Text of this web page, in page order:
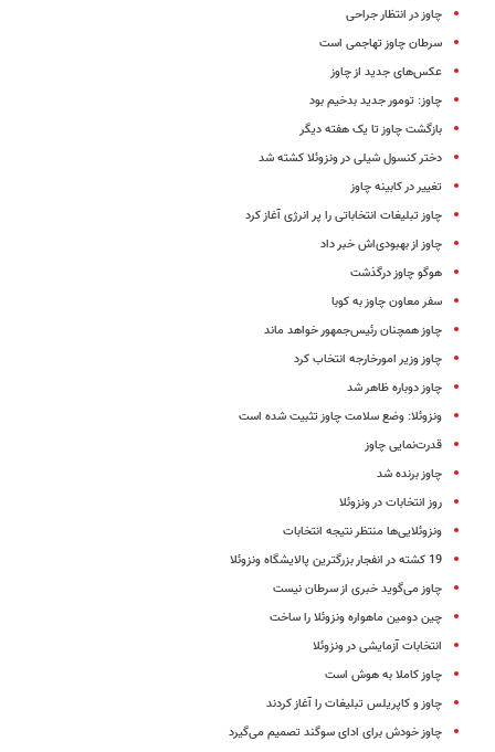
چاوز در انتظار جراحی
سرطان چاوز تهاجمی است
عکس‌های جدید از چاوز
چاوز: تومور جدید بدخیم بود
بازگشت چاوز تا یک هفته دیگر
دختر کنسول شیلی در ونزوئلا کشته شد
تغییر در کابینه چاوز
چاوز تبلیغات انتخاباتی را پر انرژی آغاز کرد
چاوز از بهبودی‌اش خبر داد
هوگو چاوز درگذشت
سفر معاون چاوز به کوبا
چاوز همچنان رئیس‌جمهور خواهد ماند
چاوز وزیر امورخارجه انتخاب کرد
چاوز دوباره ظاهر شد
ونزوئلا: وضع سلامت چاوز تثبیت شده است
قدرت‌نمایی چاوز
چاوز برنده شد
روز انتخابات در ونزوئلا
ونزوئلایی‌ها منتظر نتیجه انتخابات
19 کشته در انفجار بزرگترین پالایشگاه ونزوئلا
چاوز می‌گوید خبری از سرطان نیست
چین دومین ماهواره ونزوئلا را ساخت
انتخابات آزمایشی در ونزوئلا
چاوز کاملا به هوش است
چاوز و کاپریلس تبلیغات را آغاز کردند
چاوز خودش برای ادای سوگند تصمیم می‌گیرد